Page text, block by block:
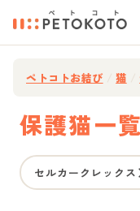
ペトコトお結び 猫
保護猫一覧
セルカークレックス